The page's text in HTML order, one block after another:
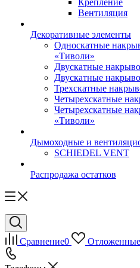
Крепление
Вентиляция
Декоративные элементы
Односкатные
«Тиволи»
Двускатные
Двускатные
Трехскатные
Четырехскатные
Четырехскатные
«Тиволи»
Дымоходные и
SCHIEDEL VENT
Распродажа остатков
Сравнение0 Отложенные